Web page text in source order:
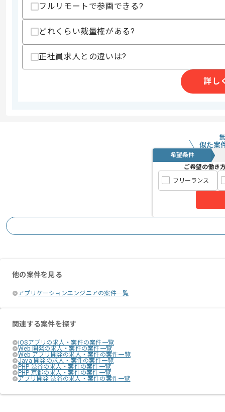
スキルに不安がある方へ
精算・お支払い
精算条件
140時間〜180時間
1人
2017/01/01
飲み物の飲み放題など、作業しやすさ
フルリモートで参画できる?
どれくらい裁量権がある?
正社員求人との違いは?
詳し
似た案
希望条件
ご希望の働き
フリーランス
他の案件を見る
アプリケーションエンジニアの案件一覧
関連する案件を探す
iOSアプリの求人・案件の案件一覧
Web 開発の求人・案件の案件一覧
Web アプリ開発の求人・案件の案件一覧
Java 開発の求人・案件の案件一覧
PHP 渋谷の求人・案件の案件一覧
PHP 京都の求人・案件の案件一覧
アプリ開発 渋谷の求人・案件の案件一覧